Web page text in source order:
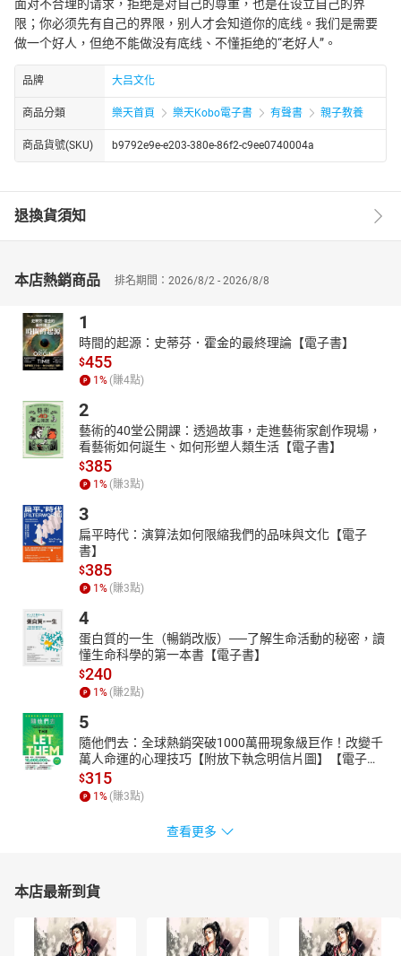
面对不合理的请求，拒绝是对自己的尊重，也是在设立自己的界
限；你必须先有自己的界限，别人才会知道你的底线。我们是需要
做一个好人，但绝不能做没有底线、不懂拒绝的“老好人”。
品牌 大吕文化
商品分類 樂天首頁 樂天Kobo電子書 有聲書 親子教養
商品貨號(SKU) b9792e9e-e203-380e-86f2-c9ee0740004a
退換貨須知
本店熱銷商品 排名期間：2026/8/2 - 2026/8/8
1
時間的起源：史蒂芬．霍金的最終理論【電子書】
$455
1% (賺4點)
2
藝術的40堂公開課：透過故事，走進藝術家創作現場，
看藝術如何誕生、如何形塑人類生活【電子書】
$385
1% (賺3點)
3
扁平時代：演算法如何限縮我們的品味與文化【電子
書】
$385
1% (賺3點)
4
蛋白質的一生（暢銷改版）──了解生命活動的秘密，讀
懂生命科學的第一本書【電子書】
$240
1% (賺2點)
5
隨他們去：全球熱銷突破1000萬冊現象級巨作！改變千
萬人命運的心理技巧【附放下執念明信片圖】【電子
書】
$315
1% (賺3點)
查看更多
本店最新到貨